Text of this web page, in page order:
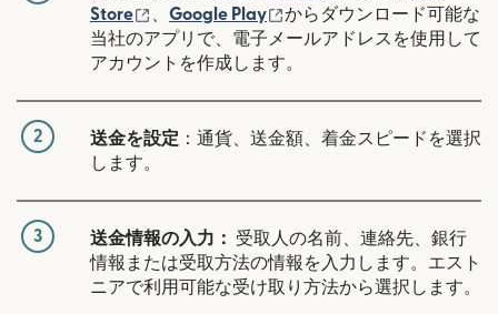
Store
（別ウィンドウで開きます）
Google Play （別ウィンドウで開きま
からダウンロード可能な
当社のアプリで、電子メールアドレスを使用して
アカウントを作成します。
2 送金を設定 ：通貨、送金額、着金スピードを選択
します。
3 送金情報の入力：
受取人の名前、連絡先、銀行
情報または受取方法の情報を入力します。エスト
ニアで利用可能な受け取り方法から選択します。